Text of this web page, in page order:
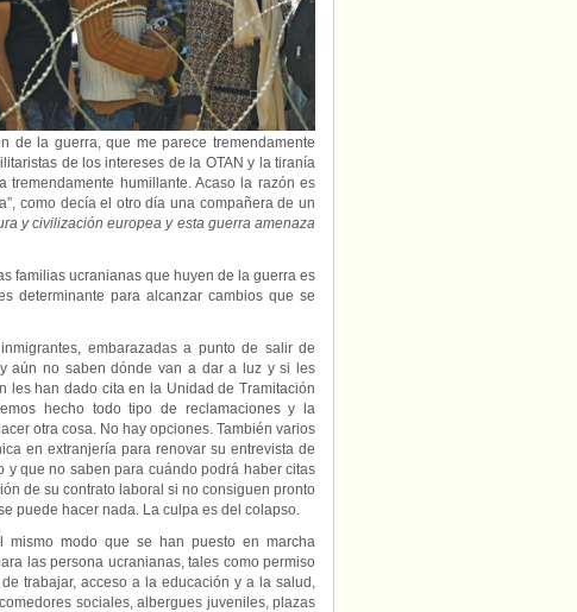
de la guerra, que me parece tremendamente
de los intereses de la OTAN y la tiranía
tremendamente humillante. Acaso la razón es
como decía el otro día una compañera de un
y civilización europea y esta guerra amenaza
familias ucranianas que huyen de la guerra es
determinante para alcanzar cambios que se
embarazadas a punto de salir de
aún no saben dónde van a dar a luz y si les
les han dado cita en la Unidad de Tramitación
hecho todo tipo de reclamaciones y la
otra cosa. No hay opciones. También varios
en extranjería para renovar su entrevista de
que no saben para cuándo podrá haber citas
de su contrato laboral si no consiguen pronto
puede hacer nada. La culpa es del colapso.
mismo modo que se han puesto en marcha
las persona ucranianas, tales como permiso
trabajar, acceso a la educación y a la salud,
sociales, albergues juveniles, plazas